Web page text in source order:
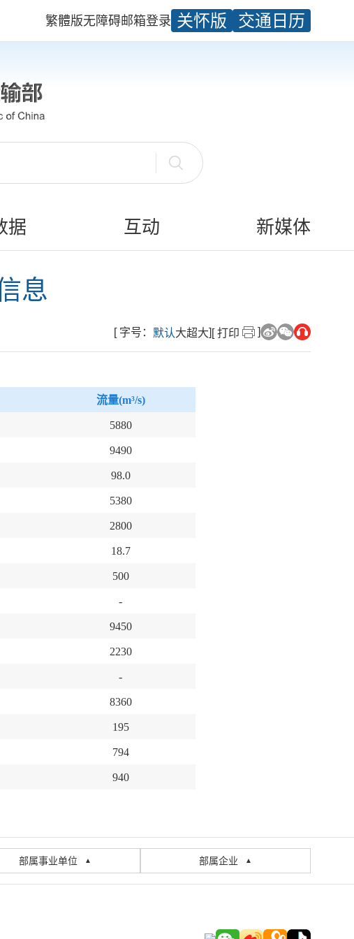
繁體版无障碍邮箱登录 关怀版 交通日历
据 互动 新媒体
息
[ 字号： 默认大超大] [ 打印 ]
流量(m³/s)
5880
9490
98.0
5380
2800
18.7
500
-
9450
2230
-
8360
195
794
940
部属事业单位 ▲ 部属企业 ▲